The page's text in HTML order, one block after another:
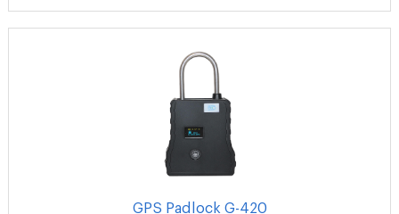
GPS Padlock G-420